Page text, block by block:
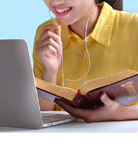
山です。鯨や鮫のよう
は海を住みかにしてい
、常にクジャクやその
る人はいますか。（い
理由は、それが一箇所
ぞれの生存法則がある
れらの住みかと生存